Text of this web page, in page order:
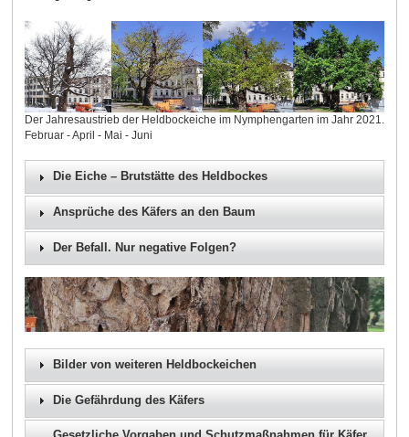
Der Jahresaustrieb der Heldbockeiche im Nymphengarten im Jahr 2021.
Februar - April - Mai - Juni
Die Eiche – Brutstätte des Heldbockes
Ansprüche des Käfers an den Baum
Der Befall. Nur negative Folgen?
Bilder von weiteren Heldbockeichen
Die Gefährdung des Käfers